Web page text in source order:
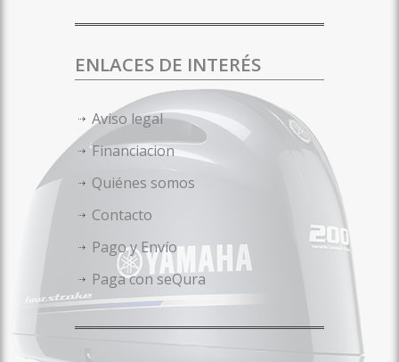
ENLACES DE INTERÉS
Aviso legal
Financiacion
Quiénes somos
Contacto
Pago y Envío
Paga con seQura